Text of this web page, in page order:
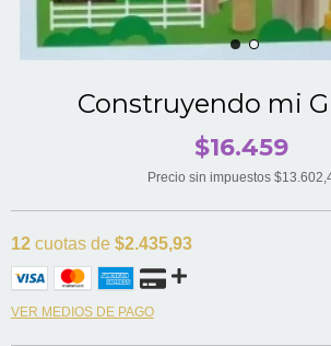
Construyendo mi
$16.459
Precio sin impuestos
12 cuotas de $2.435,93
VER MEDIOS DE PAGO